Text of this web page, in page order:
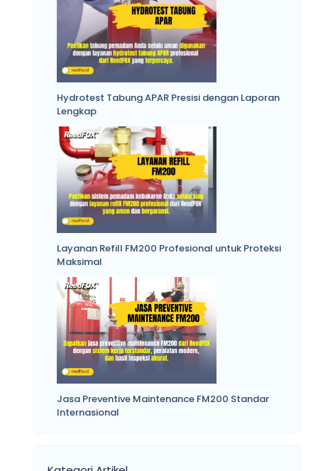
Hydrotest Tabung APAR Presisi dengan Laporan
Lengkap
Layanan Refill FM200 Profesional untuk Proteksi
Maksimal
Jasa Preventive Maintenance FM200 Standar
Internasional